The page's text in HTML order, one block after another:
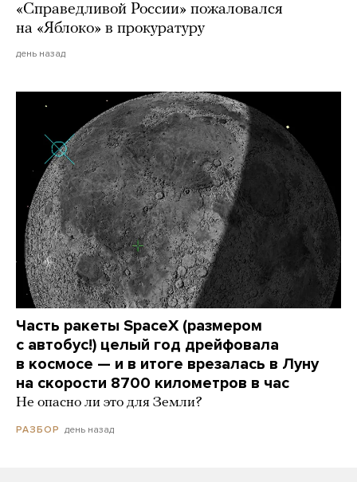
«Справедливой России» пожаловался
на «Яблоко» в прокуратуру
день назад
Часть ракеты SpaceX (размером
с автобус!) целый год дрейфовала
в космосе — и в итоге врезалась в Луну
на скорости 8700 километров в час
Не опасно ли это для Земли?
РАЗБОР день назад